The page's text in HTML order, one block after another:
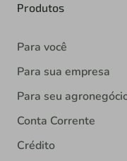
Produtos
Para você
Para sua empresa
Para seu
Conta Corrente
Crédito